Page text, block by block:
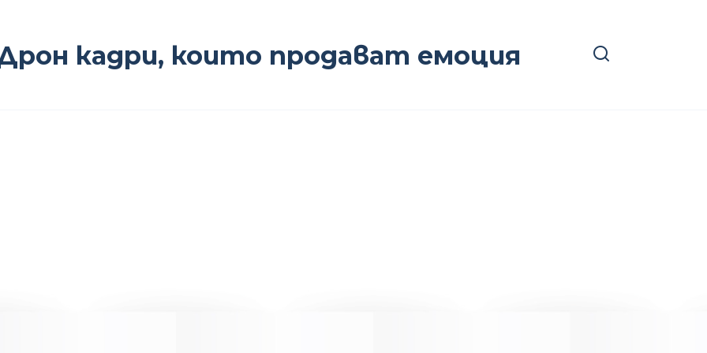
кадри, които продават емоция